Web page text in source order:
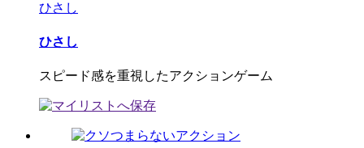
ひさし
ひさし
スピード感を重視したアクションゲーム